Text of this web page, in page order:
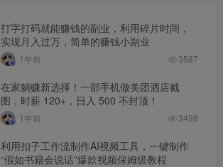
打字打码就能赚钱的副业，利用碎片时间，
实现月入过万，简单的赚钱小副业
1年前 3587
在家躺赚新选择！一部手机做美团酒店截
图，时薪 120+，日入 500 不封顶！
1年前 3498
利用扣子工作流制作AI视频工具，一键制作
“假如书籍会说话”爆款视频保姆级教程